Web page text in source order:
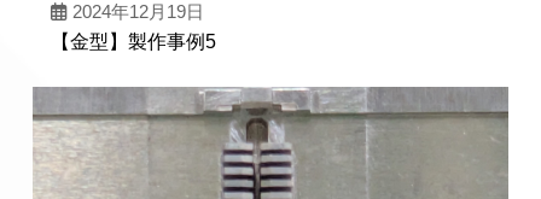
2024年12月19日
【金型】製作事例5